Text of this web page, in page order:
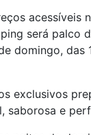
acessíveis
será palco
domingo,
exclusivos
saborosa e